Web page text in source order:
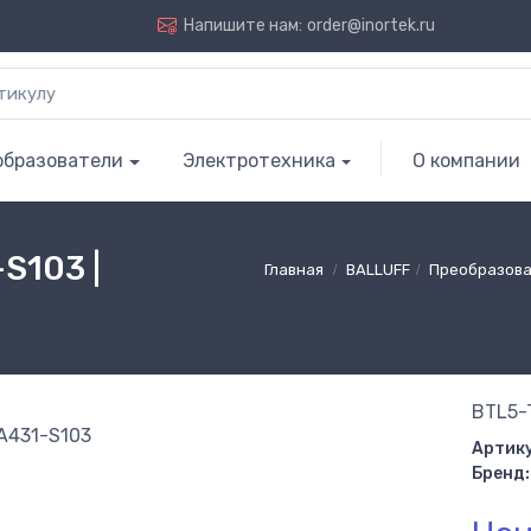
Напишите нам: order@inortek.ru
Электротехника О компании
Главная BALLUFF
|
BTL5-
Бренд: